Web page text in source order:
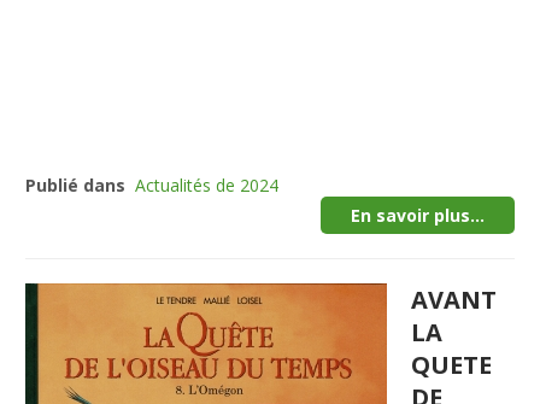
Publié dans Actualités de 2024
En savoir plus...
AVANT
LA
QUETE
DE